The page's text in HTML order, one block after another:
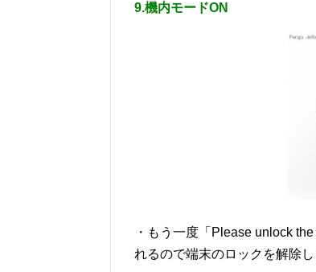
9.機内モードON
・もう一度「Please unlock
れるので端末のロックを解除